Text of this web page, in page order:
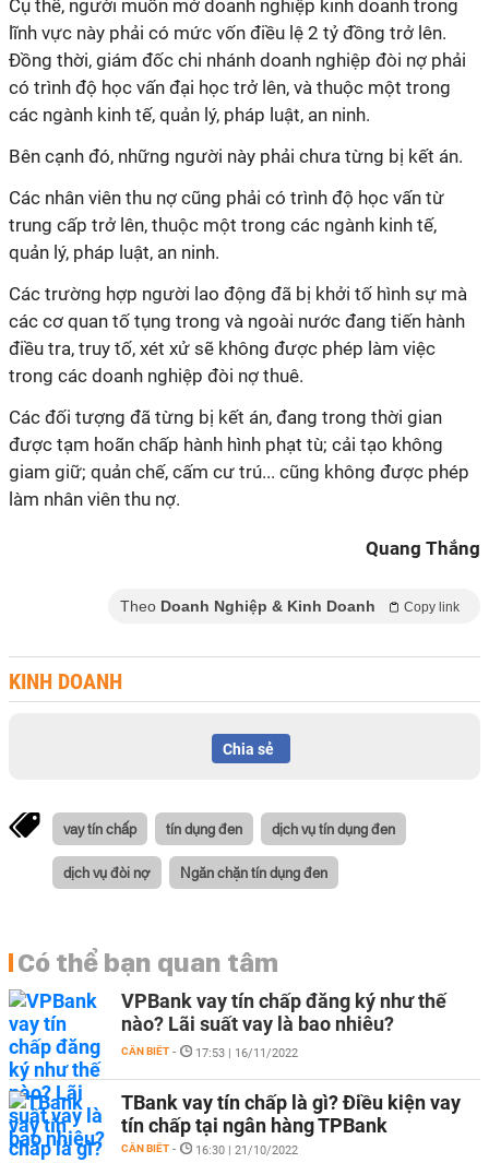
Cụ thể, người muốn mở doanh nghiệp kinh doanh trong
lĩnh vực này phải có mức vốn điều lệ 2 tỷ đồng trở lên.
Đồng thời, giám đốc chi nhánh doanh nghiệp đòi nợ phải
có trình độ học vấn đại học trở lên, và thuộc một trong
các ngành kinh tế, quản lý, pháp luật, an ninh.
Bên cạnh đó, những người này phải chưa từng bị kết án.
Các nhân viên thu nợ cũng phải có trình độ học vấn từ
trung cấp trở lên, thuộc một trong các ngành kinh tế,
quản lý, pháp luật, an ninh.
Các trường hợp người lao động đã bị khởi tố hình sự mà
các cơ quan tố tụng trong và ngoài nước đang tiến hành
điều tra, truy tố, xét xử sẽ không được phép làm việc
trong các doanh nghiệp đòi nợ thuê.
Các đối tượng đã từng bị kết án, đang trong thời gian
được tạm hoãn chấp hành hình phạt tù; cải tạo không
giam giữ; quản chế, cấm cư trú... cũng không được phép
làm nhân viên thu nợ.
Quang Thắng
Theo Doanh Nghiệp & Kinh Doanh Copy link
KINH DOANH
Chia sẻ
vay tín chấp tín dụng đen dịch vụ tín dụng đen
dịch vụ đòi nợ Ngăn chặn tín dụng đen
Có thể bạn quan tâm
VPBank vay tín chấp đăng ký như thế
nào? Lãi suất vay là bao nhiêu?
CẦN BIẾT - 17:53 | 16/11/2022
TBank vay tín chấp là gì? Điều kiện vay
tín chấp tại ngân hàng TPBank
CẦN BIẾT - 16:30 | 21/10/2022